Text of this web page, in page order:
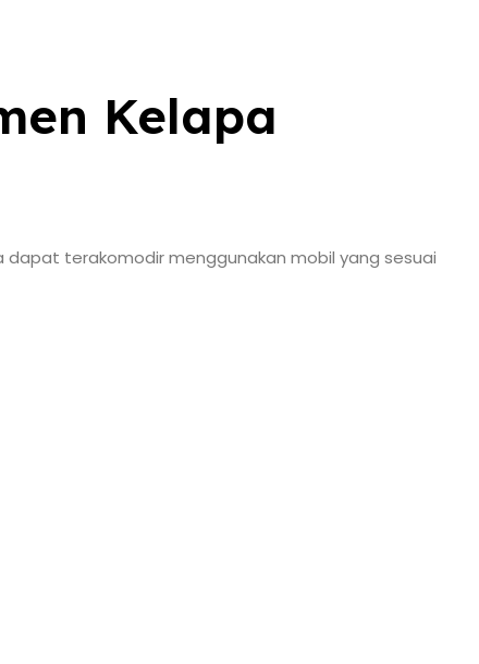
Kelapa
terakomodir menggunakan mobil yang sesuai